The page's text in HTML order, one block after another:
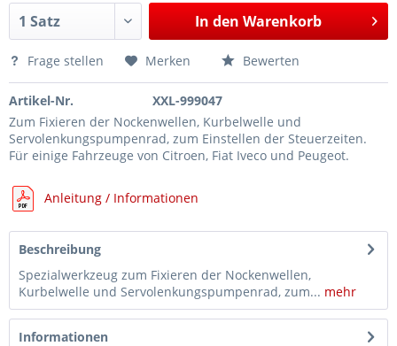
In den Warenkorb
Frage stellen Merken Bewerten
Artikel-Nr.
XXL-999047
Zum Fixieren der Nockenwellen, Kurbelwelle und
Servolenkungspumpenrad, zum Einstellen der Steuerzeiten.
Für einige Fahrzeuge von Citroen, Fiat Iveco und Peugeot.
Anleitung / Informationen
Beschreibung
Spezialwerkzeug zum Fixieren der Nockenwellen,
Kurbelwelle und Servolenkungspumpenrad, zum... mehr
Informationen